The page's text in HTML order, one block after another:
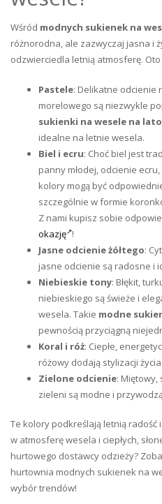
Wśród modnych sukienek na
różnorodna, ale zazwyczaj jasna i
odzwierciedla letnią atmosferę.
Pastele: Delikatne odcienie
morelowego są niezwykle
sukienki na wesele na lato
idealne na letnie wesela.
Biel i ecru: Choć biel jest
panny młodej, odcienie
kolory mogą być
szczególnie w formie
Z nami kupisz sobie
okazję !
Jasne odcienie żółtego:
jasne odcienie są radosne i
Niebieskie tony: Błękit,
niebieskiego są świeże i
wesela. Takie modne
pewnością przyciągną
Koral i róż: Ciepłe,
różowy dodają stylizacji
Zielone odcienie: Miętowy,
zieleni są modne i
Te kolory podkreślają letnią radość
w atmosferę wesela i ciepłych,
hurtowego dostawcy odzieży?
hurtownia modnych sukienek na
wybór trendów!